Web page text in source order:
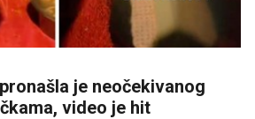
je neočekivanog
video je hit